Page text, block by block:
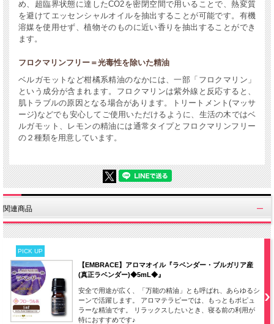
め、超臨界状態に達したCO2を密閉空間で用いることで、熱変質
を避けてエッセンシャルオイルを抽出することが可能です。有機
溶媒を使用せず、植物そのものに近い香りを抽出することができ
ます。
フロクマリンフリー＝光毒性を除いた精油
ベルガモットなど柑橘系精油のなかには、一部「フロクマリン」
という成分が含まれます。フロクマリンは紫外線と反応すると、
肌トラブルの原因となる場合があります。トリートメント(マッサ
ージ)などでも安心してご使用いただけるように、生活の木ではベ
ルガモット、レモンの精油には通常タイプとフロクマリンフリー
の２種類を用意しています。
関連商品
PICK UP
【EMBRACE】アロマオイル『ラベンダー・ブルガリア産
(真正ラベンダー)◆5mL◆』
安全で用途が広く、「万能の精油」とも呼ばれ、あらゆるシ
ーンで活躍します。 アロマテラピーでは、もっともポピュ
ラーな精油です。 リラックスしたいとき、寝る前の利用が
特におすすめです♪